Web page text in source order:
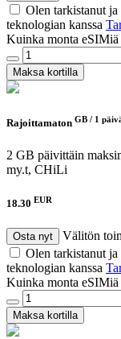
Olen tarkistanut
teknologian kanssa
Kuinka monta eSIMiä
Maksa kortilla
Rajoittamaton GB / 1
2 GB päivittäin
my.t, CHiLi
18.30 EUR
Osta nyt
Välitön
Olen tarkistanut
teknologian kanssa
Kuinka monta eSIMiä
Maksa kortilla